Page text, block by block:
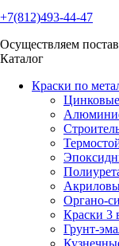
+7(812)493-44-47
Осуществляем
Каталог
Краски по
Органо-
Краски 3
Грунт-